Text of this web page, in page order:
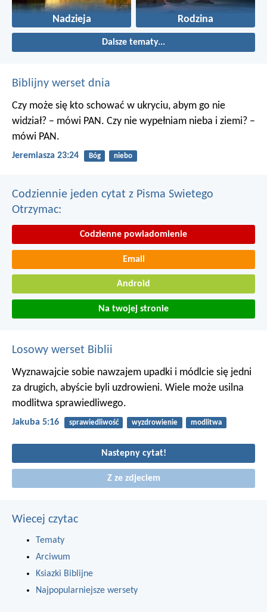
Nadzieja Rodzina
Dalsze tematy...
Biblijny werset dnia
Czy może się kto schować w ukryciu, abym go nie
widział? – mówi PAN. Czy nie wypełniam nieba i ziemi? –
mówi PAN.
Jeremiasza 23:24 Bóg niebo
Codziennie jeden cytat z Pisma Swietego
Otrzymac:
Codzienne powiadomienie
Email
Android
Na twojej stronie
Losowy werset Biblii
Wyznawajcie sobie nawzajem upadki i módlcie się jedni
za drugich, abyście byli uzdrowieni. Wiele może usilna
modlitwa sprawiedliwego.
Jakuba 5:16 sprawiedliwość wyzdrowienie modlitwa
Nastepny cytat!
Z ze zdjeciem
Wiecej czytac
Tematy
Arciwum
Ksiazki Biblijne
Najpopularniejsze wersety